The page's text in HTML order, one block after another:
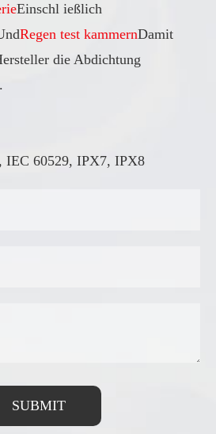
Einschl ießlich
Regen test kammernDamit
die Abdichtung
IEC 60529, IPX7, IPX8
SUBMIT